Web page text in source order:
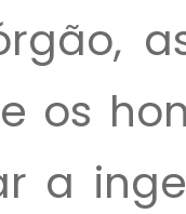
os
a